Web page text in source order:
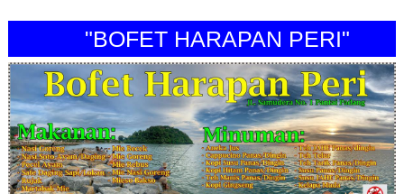
"BOFET HARAPAN PERI"